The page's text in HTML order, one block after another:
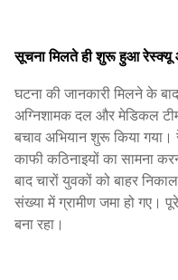
सूचना मिलते ही शुरू हुआ
घटना की जानकारी मिलने के
अग्निशामक दल और मेडिकल
बचाव अभियान शुरू किया
काफी कठिनाइयों का सामना
बाद चारों युवकों को बाहर
संख्या में ग्रामीण जमा हो गए।
बना रहा।